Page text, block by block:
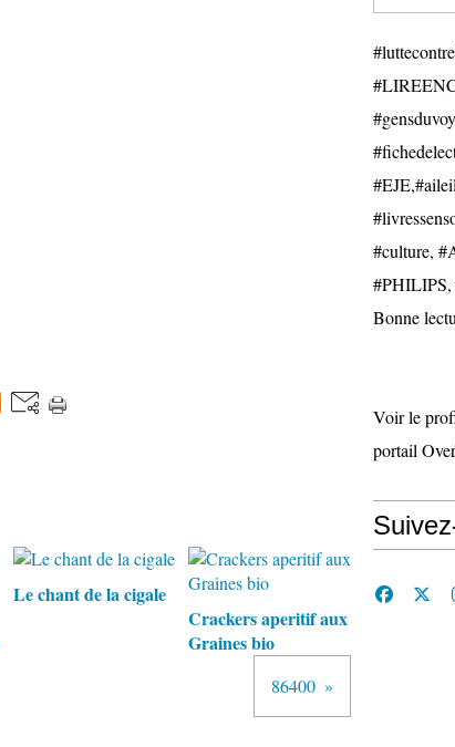
Le chant de la cigale
Crackers aperitif aux
Graines bio
86400
#culture,
Bonne
Voir le
portail